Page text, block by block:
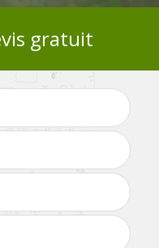
gratuit